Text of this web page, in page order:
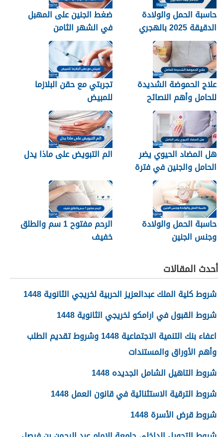
حاسبة الحمل والولادة
الدقيقة 2025 بالهجري
ضغط الجنين على المهبل
في الشهر الثامن
علاج الحموضة الشديدة
للحامل وأهم النصائح
للسيطرة على حموضة
المعدة
تجربتي مع حقن البلازما
للمبيض
هل المضاد الحيوي يضر
الحامل والجنين في فترة
الحمل
الم التبويض على ماذا يدل
حاسبة الحمل والولادة
وجنس الجنين
الرحم مفتوح 1 سم والطلق
خفيف
أحدث المقالات
شروط كلية الملك عبدالعزيز الحربية لخريجي الثانوية 1448
شروط القبول في ارامكو لخريجي الثانوية 1448
اعفاء بنك التنمية الاجتماعية 1448 وشروط تقديم الطلب
وأهم الأوراق والمستندات
شروط التاهيل الشامل الجديده 1448
شروط الترقية الاستثنائية في قانون العمل 1448
شروط قرض الأسرة 1448